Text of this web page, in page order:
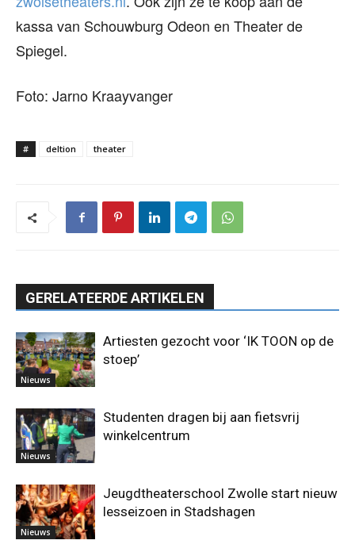
kassa van Schouwburg Odeon en Theater de
Spiegel.
Foto: Jarno Kraayvanger
# deltion theater
GERELATEERDE ARTIKELEN
Nieuws
Artiesten gezocht voor ‘IK TOON op de
stoep’
Nieuws
Studenten dragen bij aan fietsvrij
winkelcentrum
Nieuws
Jeugdtheaterschool Zwolle start nieuw
lesseizoen in Stadshagen